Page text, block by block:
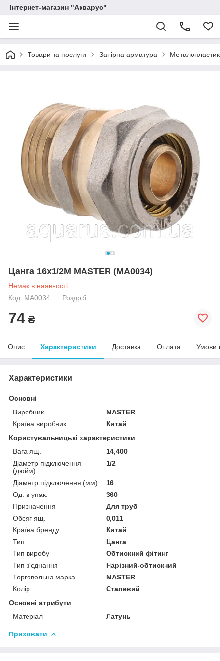
Інтернет-магазин "Акварус"
Товари та послуги Запірна арматура
Цанга 16x1/2M MASTER (MA0034)
Немає в наявності
Код: MA0034
Роздріб
74 ₴
Опис Характеристики Доставка Оплата Умови
Характеристики
Основні
Виробник
MASTER
Країна виробник
Китай
Користувальницькі характеристики
Вага ящ.
14,400
Діаметр підключення
(дюйм)
1/2
Діаметр підключення (мм)
16
Од. в упак.
360
Призначення
Для труб
Обсяг ящ.
0,011
Країна бренду
Китай
Тип
Цанга
Тип виробу
Обтискний фітинг
Тип з'єднання
Нарізний-обтискний
Торговельна марка
MASTER
Колір
Сталевий
Основні атрибути
Матеріал
Латунь
Приховати